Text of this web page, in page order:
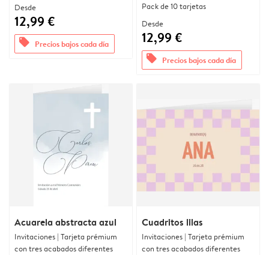
Desde
12,99 €
offers Precios bajos cada día
Pack de 10 tarjetas
Desde
12,99 €
offers Precios bajos cada día
Acuarela abstracta azul
Invitaciones | Tarjeta prémium
con tres acabados diferentes
Cuadritos lilas
Invitaciones | Tarjeta prémium
con tres acabados diferentes